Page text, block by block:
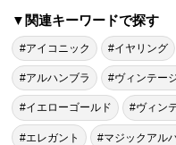
▼関連キーワードで探す
#アイコニック #イヤリング
#アルハンブラ #ヴィンテー
#イエローゴールド #ヴィン
#エレガント #マジックアル